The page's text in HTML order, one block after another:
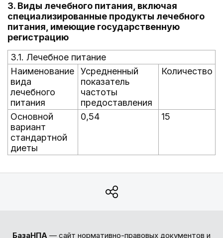
3. Виды лечебного питания, включая
специализированные продукты лечебного
питания, имеющие государственную
регистрацию
3.1. Лечебное питание
Наименование
вида
лечебного
питания
Усредненный
показатель
частоты
предоставления
Количество
Основной
вариант
стандартной
диеты
0,54 15
БазаНПА — сайт нормативно-правовых документов и